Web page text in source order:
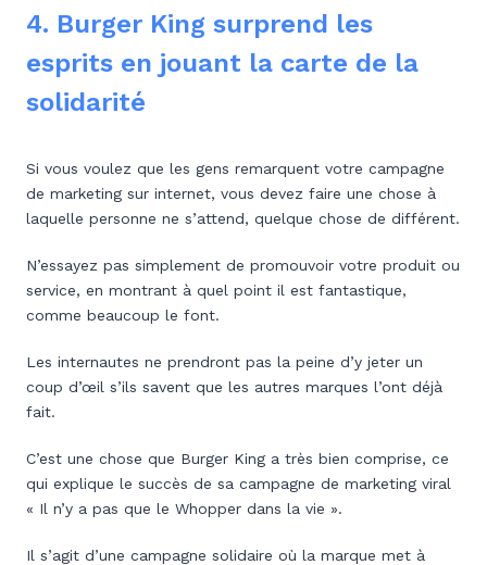
4. Burger King surprend les
esprits en jouant la carte de la
solidarité
Si vous voulez que les gens remarquent votre campagne
de marketing sur internet, vous devez faire une chose à
laquelle personne ne s’attend, quelque chose de différent.
N’essayez pas simplement de promouvoir votre produit ou
service, en montrant à quel point il est fantastique,
comme beaucoup le font.
Les internautes ne prendront pas la peine d’y jeter un
coup d’œil s’ils savent que les autres marques l’ont déjà
fait.
C’est une chose que Burger King a très bien comprise, ce
qui explique le succès de sa campagne de marketing viral
« Il n’y a pas que le Whopper dans la vie ».
Il s’agit d’une campagne solidaire où la marque met à